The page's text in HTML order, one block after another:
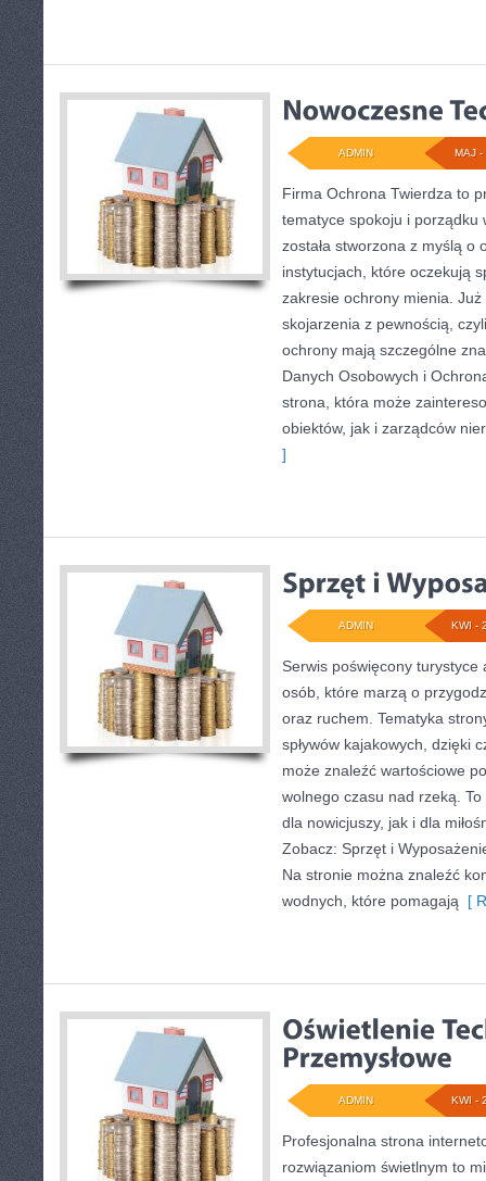
MAJ -
ADMIN
Firma Ochrona Twierdza to
tematyce spokoju i porządku
została stworzona z myślą o
instytucjach, które oczekują
zakresie ochrony mienia.
skojarzenia z pewnością,
ochrony mają szczególne
Danych Osobowych i
strona, która może
obiektów, jak i zarządców
]
KWI -
ADMIN
Serwis poświęcony
osób, które marzą o
oraz ruchem. Tematyka
spływów kajakowych, dzięki
może znaleźć wartościowe
wolnego czasu nad rzeką.
dla nowicjuszy, jak i dla
Zobacz: Sprzęt i
Na stronie można znaleźć
wodnych, które pomagają [
KWI -
ADMIN
Profesjonalna strona
rozwiązaniom świetlnym to